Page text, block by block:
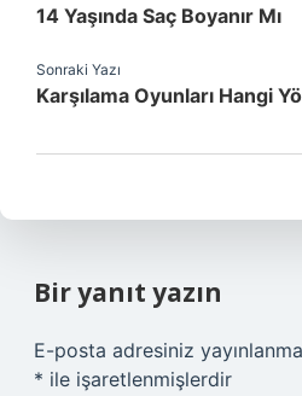
14 Yaşında Saç Boyanır Mı
Sonraki Yazı
Karşılama Oyunları Hangi
Bir yanıt yazın
E-posta adresiniz
* ile işaretlenmişlerdir